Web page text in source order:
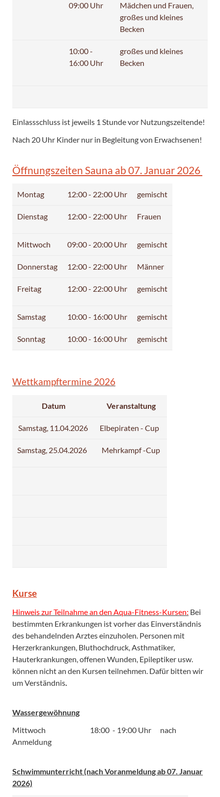
09:00 Uhr
Mädchen und Frauen,
großes und kleines
Becken
10:00 -
16:00 Uhr
großes und kleines
Becken
Einlassschluss ist jeweils 1 Stunde vor Nutzungszeitende!
Nach 20 Uhr Kinder nur in Begleitung von Erwachsenen!
Öffnungszeiten Sauna ab 07. Januar 2026
Montag 12:00 - 22:00 Uhr gemischt
Dienstag 12:00 - 22:00 Uhr Frauen
Mittwoch 09:00 - 20:00 Uhr gemischt
Donnerstag 12:00 - 22:00 Uhr Männer
Freitag 12:00 - 22:00 Uhr gemischt
Samstag 10:00 - 16:00 Uhr gemischt
Sonntag 10:00 - 16:00 Uhr gemischt
Wettkampftermine 2026
Datum Veranstaltung
Samstag, 11.04.2026 Elbepiraten - Cup
Samstag, 25.04.2026 Mehrkampf -Cup
Kurse
Hinweis zur Teilnahme an den Aqua-Fitness-Kursen: Bei
bestimmten Erkrankungen ist vorher das Einverständnis
des behandelnden Arztes einzuholen. Personen mit
Herzerkrankungen, Bluthochdruck, Asthmatiker,
Hauterkrankungen, offenen Wunden, Epileptiker usw.
können nicht an den Kursen teilnehmen. Dafür bitten wir
um Verständnis.
Wassergewöhnung
Mittwoch 18:00 - 19:00 Uhr nach
Anmeldung
Schwimmunterricht (nach Voranmeldung ab 07. Januar
2026)